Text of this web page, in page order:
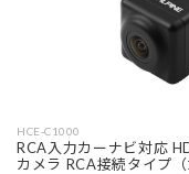
HCE-C1000
RCA入力カーナビ対応
カメラ RCA接続タイプ